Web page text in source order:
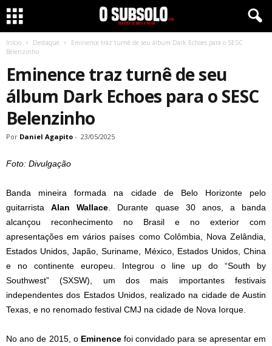
Início Destaque
Eminence traz turnê de seu álbum Dark Echoes para o SESC
Belenzinho
Eminence traz turnê de seu
álbum Dark Echoes para o SESC
Belenzinho
Por Daniel Agapito - 23/05/2025
Foto: Divulgação
Banda mineira formada na cidade de Belo Horizonte pelo
guitarristaAlan Wallace . Durante quase 30 anos, a banda
alcançou reconhecimento no Brasil e no exterior com
apresentações em vários países como Colômbia, Nova Zelândia,
Estados Unidos, Japão, Suriname, México, Estados Unidos, China
e no continente europeu. Integrou o line up do “South by
Southwest” (SXSW), um dos mais importantes festivais
independentes dos Estados Unidos, realizado na cidade de Austin
Texas, e no renomado festival CMJ na cidade de Nova Iorque.
No ano de 2015, o Eminencefoi convidado para se apresentar em